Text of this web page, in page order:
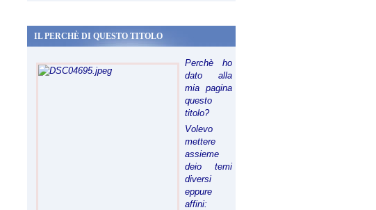
IL PERCHÈ DI QUESTO TITOLO
Perchè ho
dato alla
mia pagina
questo
titolo?
Volevo
mettere
assieme
deio temi
diversi
eppure
affini: